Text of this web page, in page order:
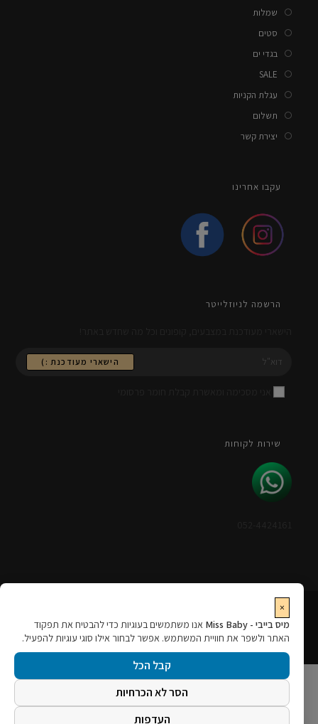
שמלות
סטים
בגדי ים
SALE
עגלת הקניות
תשלום
יצירת קשר
עקבו אחרינו
הרשמה לניוזלייטר
הישארי מעודכנת :)
שירות לקוחות
רולרס מרקטינג – שיווק דיגיטלי ובניית אתרים
×
מיס בייבי - Miss Baby
אנו משתמשים בעוגיות כדי להבטיח את תפקוד
האתר ולשפר את חוויית המשתמש. אפשר לבחור אילו סוגי עוגיות להפעיל.
קבל הכל
הסר לא הכרחיות
העדפות